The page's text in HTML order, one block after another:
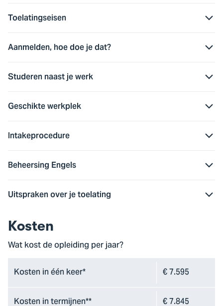
Toelatingseisen
Aanmelden, hoe doe je dat?
Studeren naast je werk
Geschikte werkplek
Intakeprocedure
Beheersing Engels
Uitspraken over je toelating
Kosten
Wat kost de opleiding per jaar?
Kosten in één keer*
€ 7.595
Kosten in termijnen**
€ 7.845